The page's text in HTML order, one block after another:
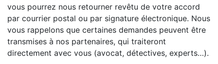
vous pourrez nous retourner revêtu de votre accord
par courrier postal ou par signature électronique. Nous
vous rappelons que certaines demandes peuvent être
transmises à nos partenaires, qui traiteront
directement avec vous (avocat, détectives, experts…).